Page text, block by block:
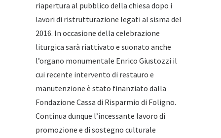
riapertura al pubblico della chiesa dopo i
lavori di ristrutturazione legati al sisma del
2016. In occasione della celebrazione
liturgica sarà riattivato e suonato anche
l’organo monumentale Enrico Giustozzi il
cui recente intervento di restauro e
manutenzione è stato finanziato dalla
Fondazione Cassa di Risparmio di Foligno.
Continua dunque l’incessante lavoro di
promozione e di sostegno culturale